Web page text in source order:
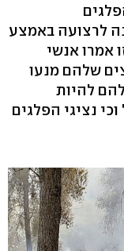
לרצועה באמצע
אמרו אנשי
שלהם מנעו
להיות
נציגי הפלגים